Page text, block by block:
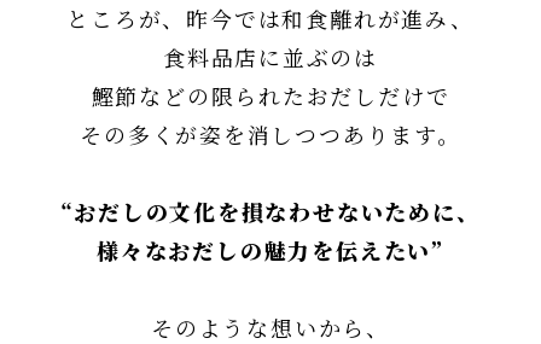
類似商品と不正転売について
プライバシーポリシー
ところが、昨今では和食離れが進み、
食料品店に並ぶのは
鰹節などの限られたおだしだけで
その多くが姿を消しつつあります。
“おだしの文化を損なわせないために、
様々なおだしの魅力を伝えたい”
そのような想いから、